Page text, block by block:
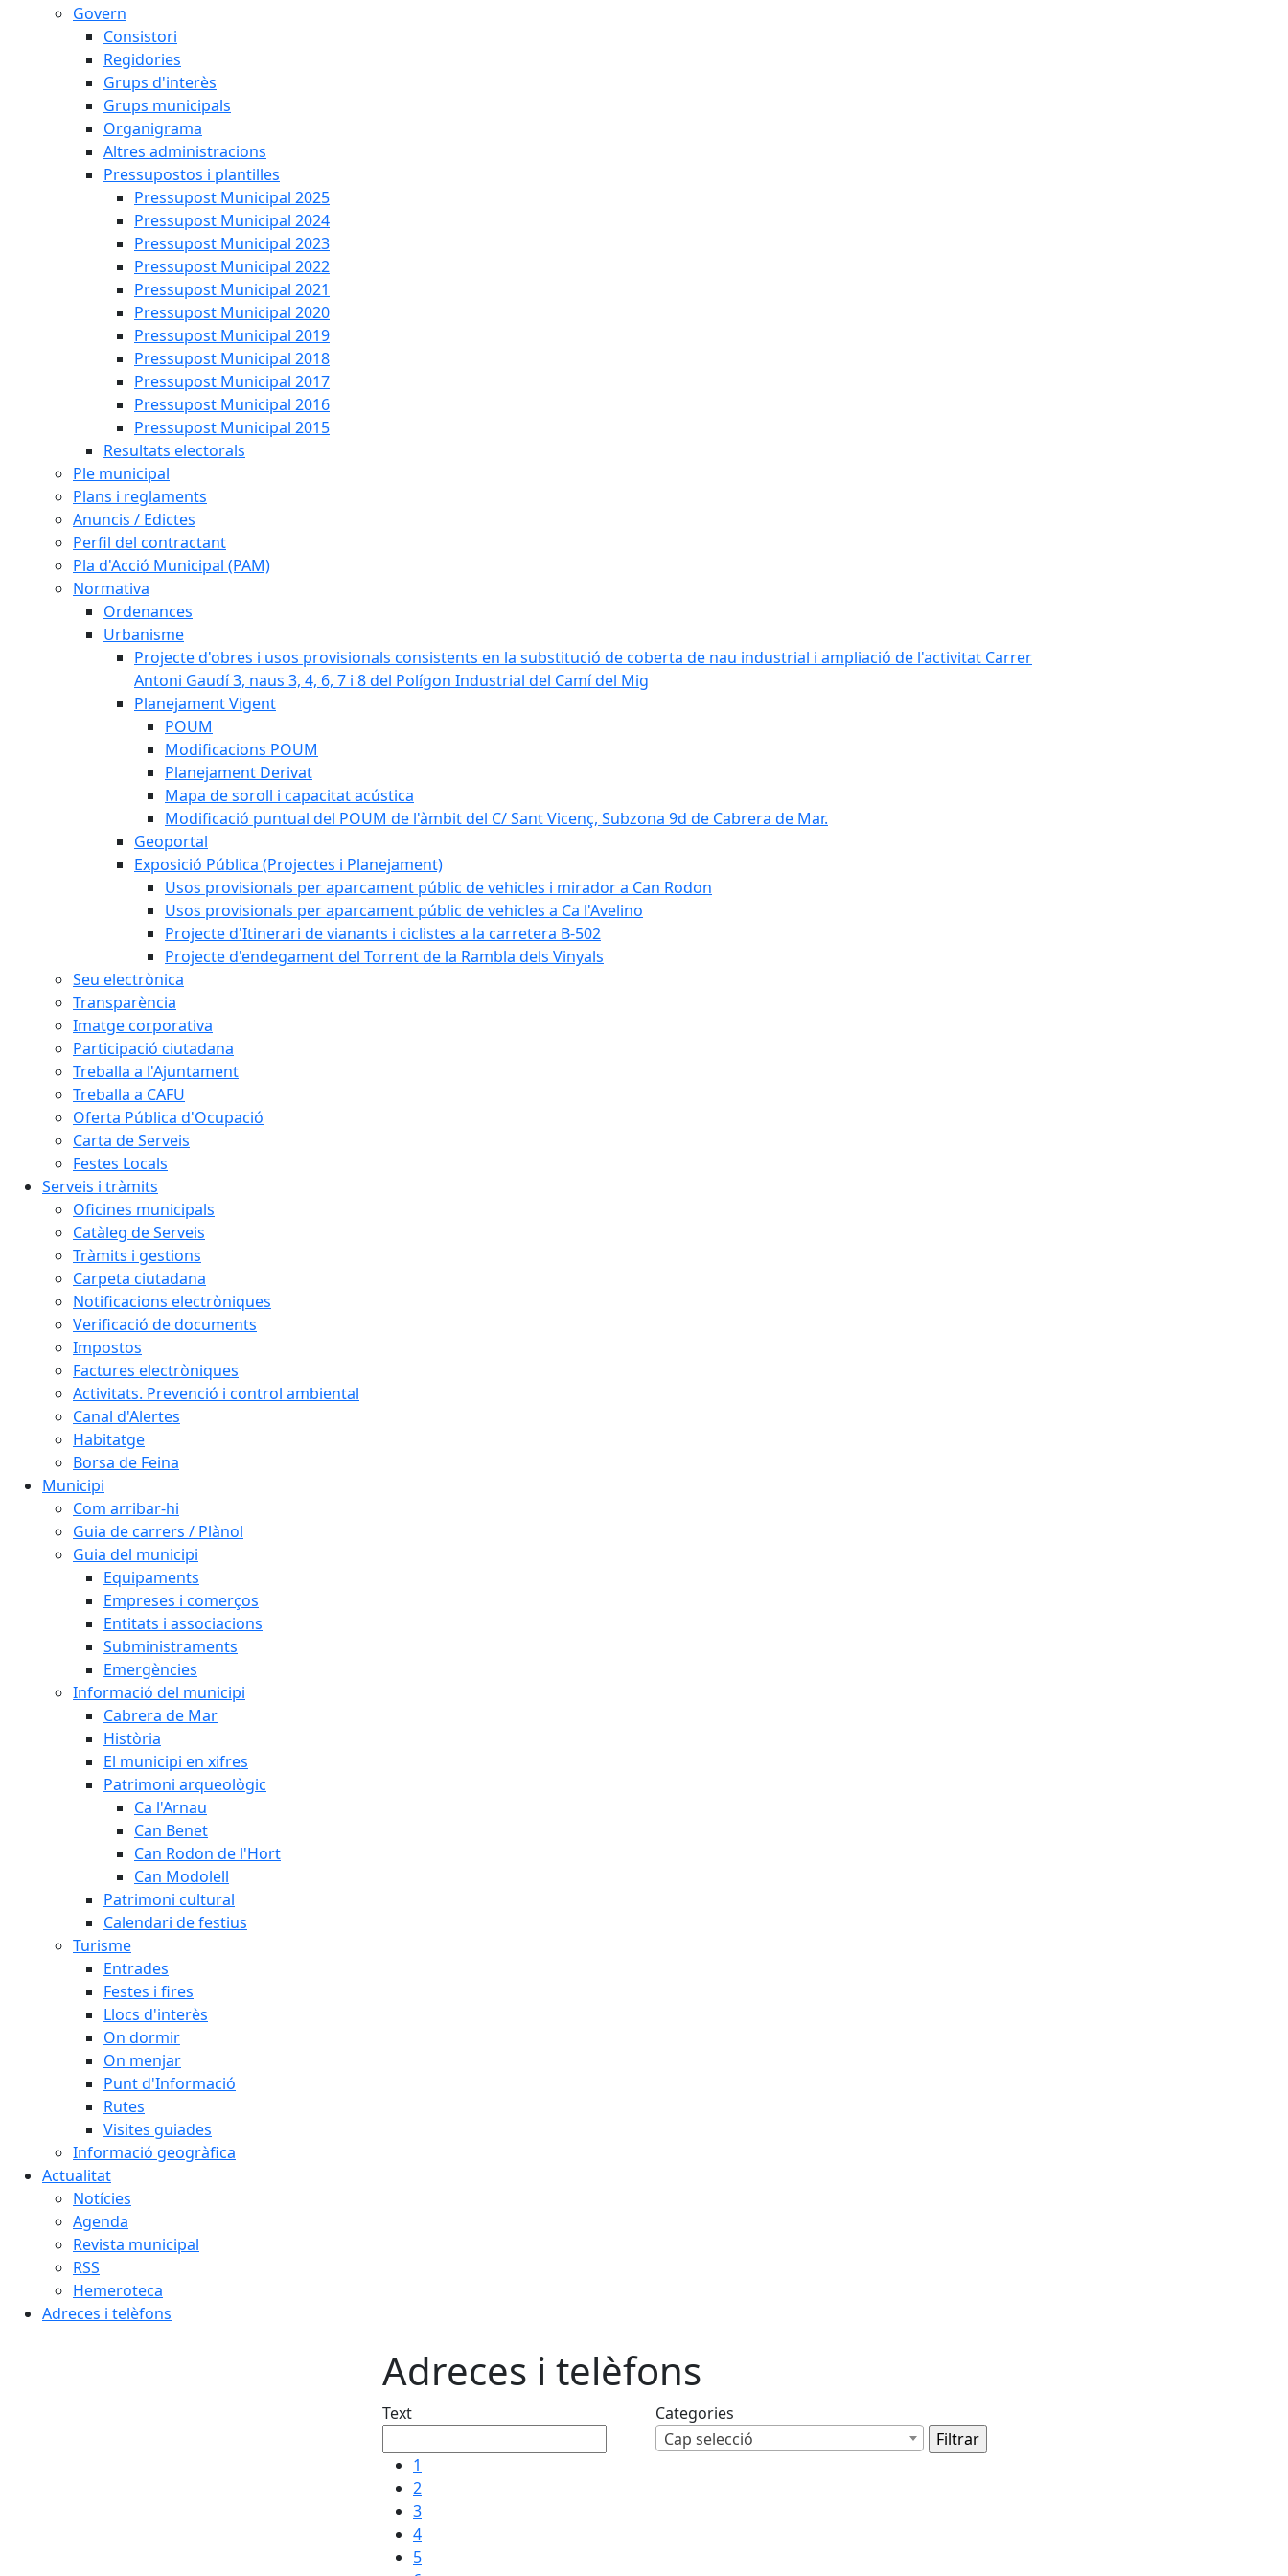
Govern
Consistori
Regidories
Grups d'interès
Grups municipals
Organigrama
Altres administracions
Pressupostos i plantilles
Pressupost Municipal 2025
Pressupost Municipal 2024
Pressupost Municipal 2023
Pressupost Municipal 2022
Pressupost Municipal 2021
Pressupost Municipal 2020
Pressupost Municipal 2019
Pressupost Municipal 2018
Pressupost Municipal 2017
Pressupost Municipal 2016
Pressupost Municipal 2015
Resultats electorals
Ple municipal
Plans i reglaments
Anuncis / Edictes
Perfil del contractant
Pla d'Acció Municipal (PAM)
Normativa
Ordenances
Urbanisme
Projecte d'obres i usos provisionals consistents en la substitució de coberta de nau industrial i ampliació de l'activitat Carrer
Antoni Gaudí 3, naus 3, 4, 6, 7 i 8 del Polígon Industrial del Camí del Mig
Planejament Vigent
POUM
Modificacions POUM
Planejament Derivat
Mapa de soroll i capacitat acústica
Modificació puntual del POUM de l'àmbit del C/ Sant Vicenç, Subzona 9d de Cabrera de Mar.
Geoportal
Exposició Pública (Projectes i Planejament)
Usos provisionals per aparcament públic de vehicles i mirador a Can Rodon
Usos provisionals per aparcament públic de vehicles a Ca l'Avelino
Projecte d'Itinerari de vianants i ciclistes a la carretera B-502
Projecte d'endegament del Torrent de la Rambla dels Vinyals
Seu electrònica
Transparència
Imatge corporativa
Participació ciutadana
Treballa a l'Ajuntament
Treballa a CAFU
Oferta Pública d'Ocupació
Carta de Serveis
Festes Locals
Serveis i tràmits
Oficines municipals
Catàleg de Serveis
Tràmits i gestions
Carpeta ciutadana
Notificacions electròniques
Verificació de documents
Impostos
Factures electròniques
Activitats. Prevenció i control ambiental
Canal d'Alertes
Habitatge
Borsa de Feina
Municipi
Com arribar-hi
Guia de carrers / Plànol
Guia del municipi
Equipaments
Empreses i comerços
Entitats i associacions
Subministraments
Emergències
Informació del municipi
Cabrera de Mar
Història
El municipi en xifres
Patrimoni arqueològic
Ca l'Arnau
Can Benet
Can Rodon de l'Hort
Can Modolell
Patrimoni cultural
Calendari de festius
Turisme
Entrades
Festes i fires
Llocs d'interès
On dormir
On menjar
Punt d'Informació
Rutes
Visites guiades
Informació geogràfica
Actualitat
Notícies
Agenda
Revista municipal
RSS
Hemeroteca
Adreces i telèfons
Adreces i telèfons
Text
Categories
Cap selecció
1
2
3
4
5